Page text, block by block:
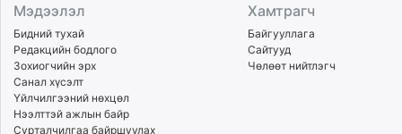
Мэдээлэл
Бидний тухай
Редакцийн бодлого
Зохиогчийн эрх
Санал хүсэлт
Үйлчилгээний нөхцөл
Нээлттэй ажлын байр
Сурталчилгаа байршуулах
Хамтрагч
Байгууллага
Сайтууд
Чөлөөт нийтлэгч